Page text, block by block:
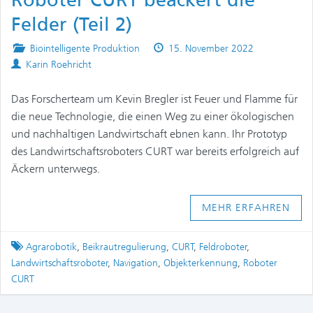
Felder (Teil 2)
Posted
in
Biointelligente Produktion
Published
15. November 2022
Authors
Karin Roehricht
Das Forscherteam um Kevin Bregler ist Feuer und Flamme für
die neue Technologie, die einen Weg zu einer ökologischen
und nachhaltigen Landwirtschaft ebnen kann. Ihr Prototyp
des Landwirtschaftsroboters CURT war bereits erfolgreich auf
Äckern unterwegs.
MEHR ERFAHREN
Tagged
Agrarobotik, Beikrautregulierung, CURT, Feldroboter,
Landwirtschaftsroboter, Navigation, Objekterkennung, Roboter
CURT